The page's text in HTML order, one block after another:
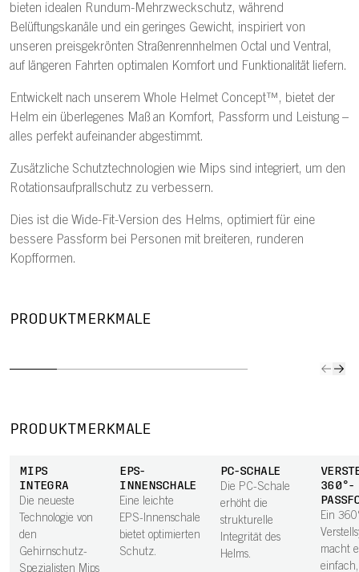
bieten idealen Rundum-Mehrzweckschutz, während
Belüftungskanäle und ein geringes Gewicht, inspiriert von
unseren preisgekrönten Straßenrennhelmen Octal und Ventral,
auf längeren Fahrten optimalen Komfort und Funktionalität liefern.
Entwickelt nach unserem Whole Helmet Concept™, bietet der
Helm ein überlegenes Maß an Komfort, Passform und Leistung –
alles perfekt aufeinander abgestimmt.
Zusätzliche Schutztechnologien wie Mips sind integriert, um den
Rotationsaufprallschutz zu verbessern.
Dies ist die Wide-Fit-Version des Helms, optimiert für eine
bessere Passform bei Personen mit breiteren, runderen
Kopfformen.
PRODUKTMERKMALE
SCHLANKES
PROFIL
zu halten.
360°-
PASSFORM
sicheren,
und
Schutz
bei
PRODUKTMERKMALE
MIPS
INTEGRA
Die neueste
Technologie von
den
Gehirnschutz-
Spezialisten Mips
EPS-
INNENSCHALE
Eine leichte
EPS-Innenschale
bietet optimierten
Schutz.
PC-SCHALE
Die PC-Schale
erhöht die
strukturelle
Integrität des
Helms.
360°-
Ein
macht